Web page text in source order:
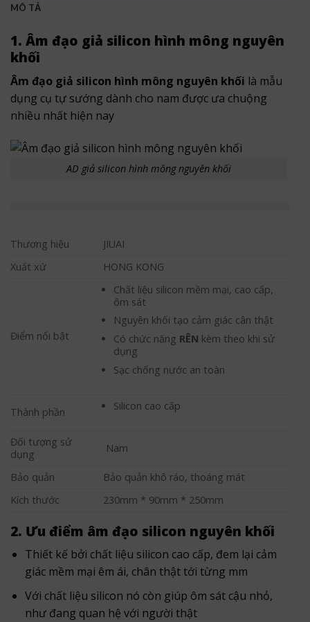
MÔ TẢ
1. Âm đạo giả silicon hình mông nguyên
khối
Âm đạo giả silicon hình mông nguyên khối là mẫu
dụng cụ tự sướng dành cho nam được ưa chuộng
nhiều nhất hiện nay
AD giả silicon hình mông nguyên khối
Thương hiệu
JIUAI
Xuất xứ
HONG KONG
Điểm nổi bật
Chất liệu silicon mềm mại, cao cấp,
ôm sát
Nguyên khối tạo cảm giác cân thật
Có chức năng RÊN kèm theo khi sử
dụng
Sạc chống nước an toàn
Thành phần Silicon cao cấp
Đối tượng sử
dụng
Nam
Bảo quản
Bảo quản khô ráo, thoáng mát
Kích thước
230mm * 90mm * 250mm
2. Ưu điểm âm đạo silicon nguyên khối
Thiết kế bởi chất liệu silicon cao cấp, đem lại cảm
giác mềm mại êm ái, chân thật tới từng mm
Với chất liệu silicon nó còn giúp ôm sát cậu nhỏ,
như đang quan hệ với người thật